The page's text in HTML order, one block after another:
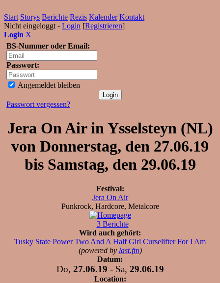
Start Storys Berichte Rezis Kalender Kontakt
Nicht eingeloggt - Login [Registrieren]
Login X
BS-Nummer oder Email:
Passwort:
Angemeldet bleiben
Passwort vergessen?
Jera On Air in Ysselsteyn (NL)
von Donnerstag, den 27.06.19
bis Samstag, den 29.06.19
Festival:
Jera On Air
Punkrock, Hardcore, Metalcore
3 Berichte
Wird auch gehört:
Tusky State Power Two And A Half Girl Curselifter For I Am
(powered by last.fm)
Datum:
Do, 27.06.19 - Sa, 29.06.19
Location: